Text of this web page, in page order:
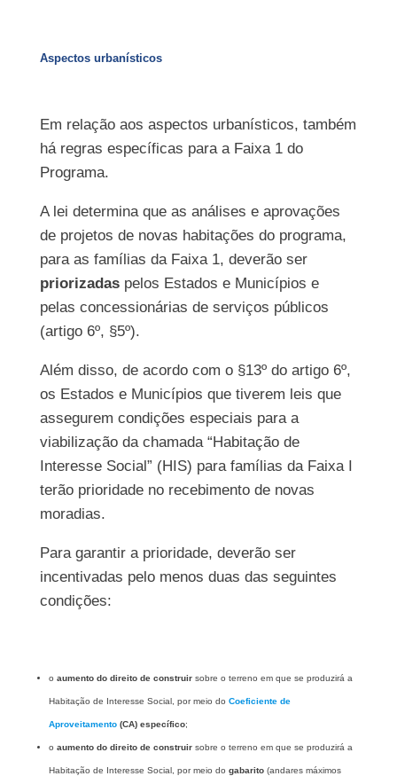
Aspectos urbanísticos
Em relação aos aspectos urbanísticos, também
há regras específicas para a Faixa 1 do
Programa.
A lei determina que as análises e aprovações
de projetos de novas habitações do programa,
para as famílias da Faixa 1, deverão ser
priorizadaspelos Estados e Municípios e
pelas concessionárias de serviços públicos
(artigo 6º, §5º).
Além disso, de acordo com o §13º do artigo 6º,
os Estados e Municípios que tiverem leis que
assegurem condições especiais para a
viabilização da chamada “Habitação de
Interesse Social” (HIS) para famílias da Faixa I
terão prioridade no recebimento de novas
moradias.
Para garantir a prioridade, deverão ser
incentivadas pelo menos duas das seguintes
condições:
o aumento do direito de construirsobre o terreno em que se produzirá a
Habitação de Interesse Social, por meio do Coeficiente de
Aproveitamento(CA) específico;
o aumento do direito de construirsobre o terreno em que se produzirá a
Habitação de Interesse Social, por meio do gabarito(andares máximos